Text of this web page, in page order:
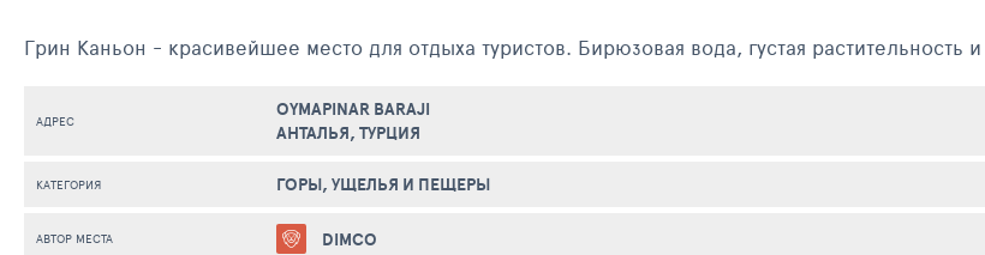
Грин Каньон - красивейшее место для отдыха туристов. Бирюзовая вода, густая
АДРЕС
OYMAPINAR BARAJI
АНТАЛЬЯ, ТУРЦИЯ
КАТЕГОРИЯ ГОРЫ, УЩЕЛЬЯ И ПЕЩЕРЫ
АВТОР МЕСТА DIMCO